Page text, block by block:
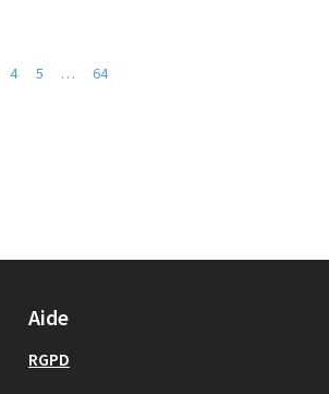
4 5 …
64
Aide
RGPD